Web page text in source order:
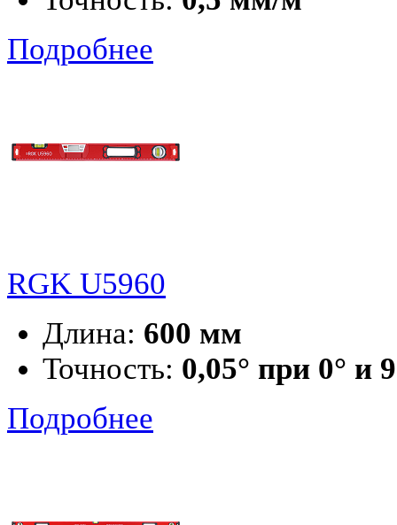
Подробнее
RGK U5960
Длина: 600 мм
Точность: 0,05° при 0° и
Подробнее